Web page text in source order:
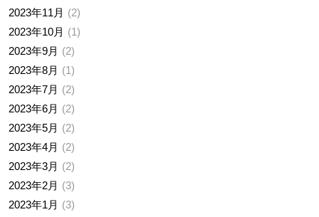
2023年11月
2
2023年10月
1
2023年9月
2
2023年8月
1
2023年7月
2
2023年6月
2
2023年5月
2
2023年4月
2
2023年3月
2
2023年2月
3
2023年1月
3